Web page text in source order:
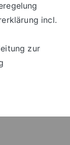
incl.
zur